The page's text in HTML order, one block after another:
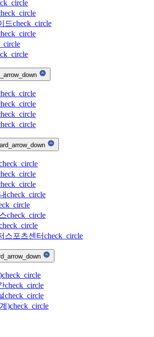
드check_circle
check_circle
check_circle
스포츠센터check_circle
check_circle
check_circle
check_circle
)check_circle